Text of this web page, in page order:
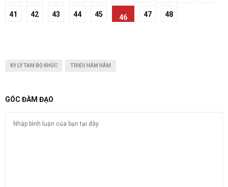
41 42 43 44 45 46 47 48
KỲ LÝ TAM BỘ KHÚC TRIỆU HÂM HÂM
GÓC ĐÀM ĐẠO